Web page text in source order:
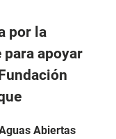
por la
apoyar
Abiertas